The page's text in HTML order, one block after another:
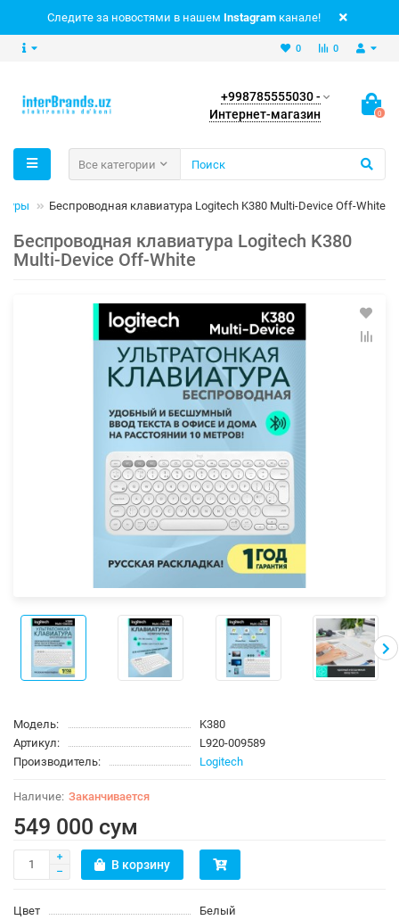
Следите за новостями в нашем Instagram канале!
0
0
+998785555030 -
Интернет-магазин
0
Все категории
Беспроводная клавиатура Logitech K380 Multi-Device Off-White
Беспроводная клавиатура Logitech K380
Multi-Device Off-White
Модель:
K380
Артикул:
L920-009589
Производитель:
Logitech
Заканчивается
549 000 сум
В корзину
Цвет
Белый